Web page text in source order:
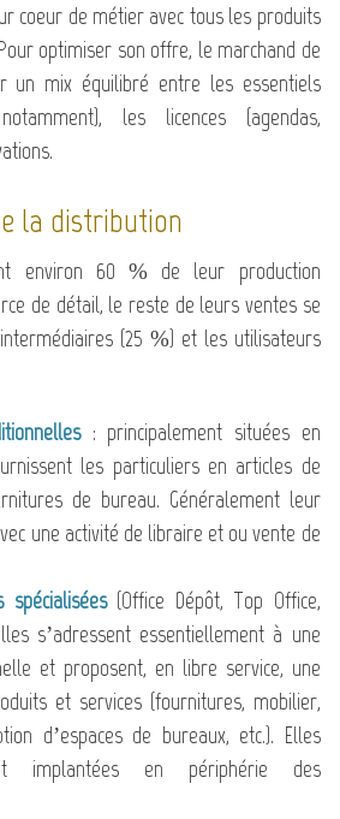
coeur de métier avec tous les produits
optimiser son offre, le marchand de
un mix équilibré entre les essentiels
les licences (agendas,
la distribution
environ 60 % de leur production
de détail, le reste de leurs ventes se
(25 %) et les utilisateurs
: principalement situées en
les particuliers en articles de
de bureau. Généralement leur
une activité de libraire et ou vente de
spécialisées(Office Dépôt, Top Office,
s’adressent essentiellement à une
et proposent, en libre service, une
et services (fournitures, mobilier,
d’espaces de bureaux, etc.). Elles
implantées en périphérie des